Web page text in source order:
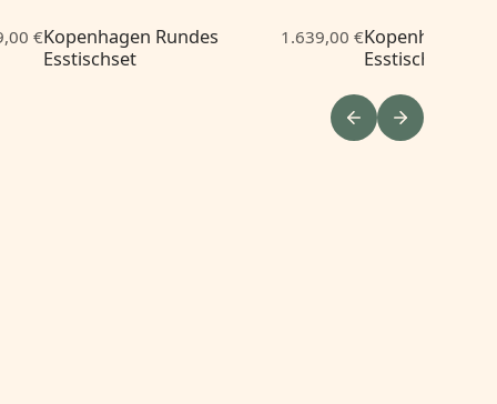
€Kopenhagen Rundes
Esstischset
1.639,00 €Kopenhagen
Esstischset